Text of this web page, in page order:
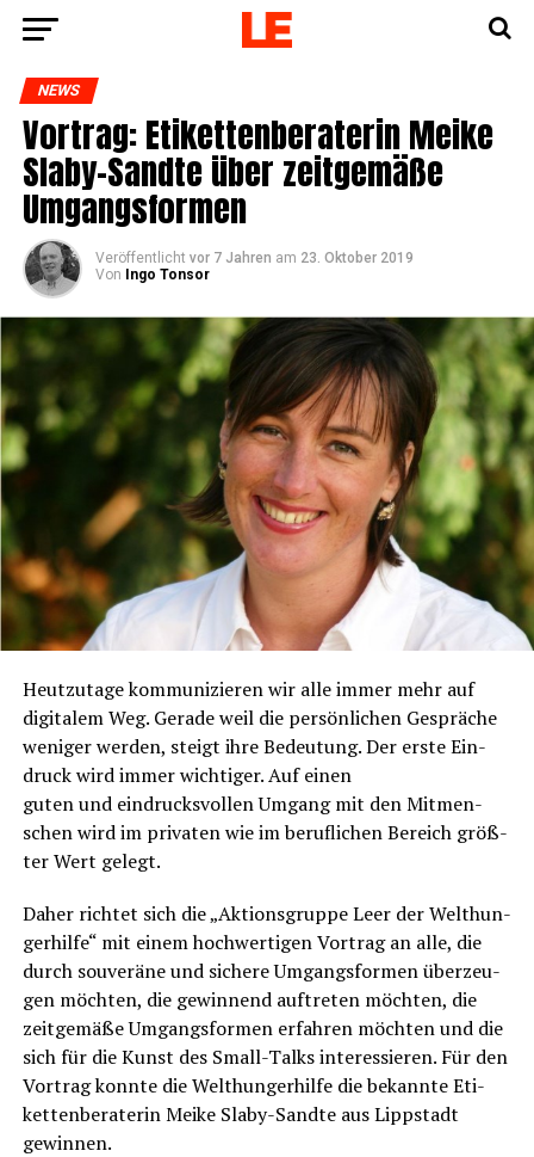
NEWS
Vor­trag: Eti­ket­ten­be­ra­te­rin Mei­ke
Sla­by-Sand­te über zeit­ge­mä­ße
Umgangsformen
Veröffentlicht vor 7 Jahren am 23. Oktober 2019
Von
Ingo Tonsor
Heut­zu­ta­ge kom­mu­ni­zie­ren wir alle immer mehr auf
digi­ta­lem Weg. Gera­de weil die per­sön­li­chen Gesprä­che
weni­ger wer­den, steigt ihre Bedeu­tung. Der ers­te Ein­
druck wird immer wich­ti­ger. Auf einen
guten und ein­drucks­vol­len Umgang mit den Mit­men­
schen wird im pri­va­ten wie im beruf­li­chen Bereich größ­
ter Wert gelegt.
Daher rich­tet sich die „Akti­ons­grup­pe Leer der Welt­hun­
ger­hil­fe“ mit einem hoch­wer­ti­gen Vor­trag an alle, die
durch sou­ve­rä­ne und siche­re Umgangs­for­men über­zeu­
gen möch­ten, die gewin­nend auf­tre­ten möch­ten, die
zeit­ge­mä­ße Umgangs­for­men erfah­ren möch­ten und die
sich für die Kunst des Small-Talks inter­es­sie­ren. Für den
Vor­trag konn­te die Welt­hun­ger­hil­fe die bekann­te Eti­
ket­ten­be­ra­te­rin Mei­ke Sla­by-Sand­te aus Lipp­stadt
gewinnen.